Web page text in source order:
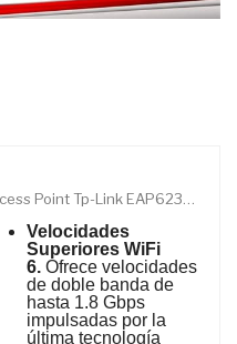
Access Point Tp-Link EAP623-Outdoor...
Velocidades
Superiores WiFi
6.Ofrece velocidades
de doble banda de
hasta 1.8 Gbps
impulsadas por la
última tecnología